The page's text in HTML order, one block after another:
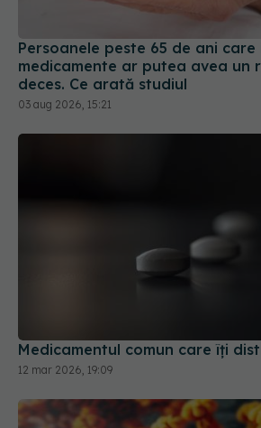
Persoanele peste 65 de ani care
medicamente ar putea avea un
deces. Ce arată studiul
03 aug 2026, 15:21
Medicamentul comun care îți
12 mar 2026, 19:09